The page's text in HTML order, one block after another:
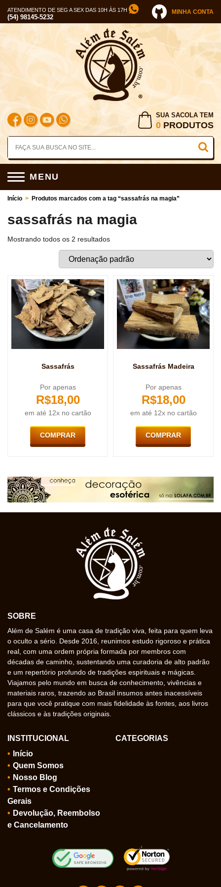
ATENDIMENTO DE SEG A SEX DAS 10H ÀS 17H
(54) 98145-5232
MINHA CONTA
SUA SACOLA TEM
0 PRODUTOS
MENU
Início > Produtos marcados com a tag “sassafrás na magia”
sassafrás na magia
Mostrando todos os 2 resultados
Sassafrás
Por apenas
R$18,00
em até 12x no cartão
COMPRAR
Sassafrás Madeira
Por apenas
R$18,00
em até 12x no cartão
COMPRAR
SOBRE
Além de Salém é uma casa de tradição viva, feita para quem leva
o oculto a sério. Desde 2016, reunimos estudo rigoroso e prática
real, com uma ordem própria formada por membros com
décadas de caminho, sustentando uma curadoria de alto padrão
e um repertório profundo de tradições espirituais e mágicas.
Viajamos pelo mundo em busca de conhecimento, vivências e
materiais raros, trazendo ao Brasil insumos antes inacessíveis
para que você pratique com mais fidelidade às fontes, aos livros
clássicos e às tradições originais.
INSTITUCIONAL
Início
Quem Somos
Nosso Blog
Termos e Condições
Gerais
Devolução, Reembolso
e Cancelamento
CATEGORIAS